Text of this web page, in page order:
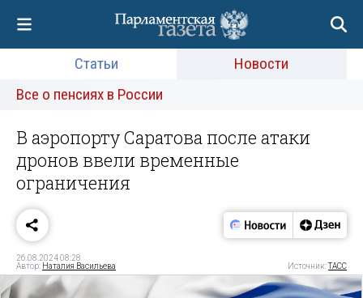
Статьи
Новости
Все о пенсиях в России
В аэропорту Саратова после атаки
дронов ввели временные
ограничения
26.08.2024 08:28
Автор: Наталия Васильева Источник:ТАСС